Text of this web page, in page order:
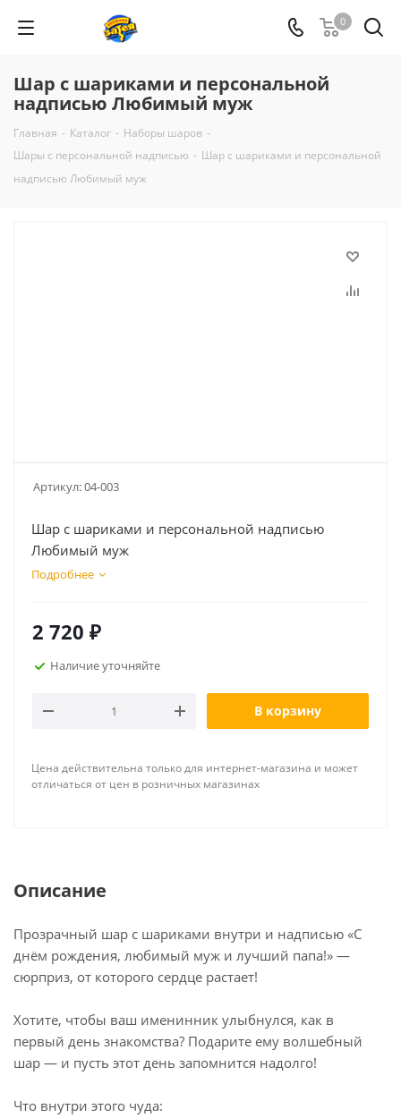
0
Шар с шариками и персональной
надписью Любимый муж
Главная - Каталог - Наборы шаров -
Шары с персональной надписью - Шар с шариками и персональной
надписью Любимый муж
Артикул:04-003
Шар с шариками и персональной надписью
Любимый муж
Подробнее
2 720 ₽
Наличие уточняйте
В корзину
Цена действительна только для интернет-магазина и может
отличаться от цен в розничных магазинах
Описание
Прозрачный шар с шариками внутри и надписью «С
днём рождения, любимый муж и лучший папа!» —
сюрприз, от которого сердце растает!
Хотите, чтобы ваш именинник улыбнулся, как в
первый день знакомства? Подарите ему волшебный
шар — и пусть этот день запомнится надолго!
Что внутри этого чуда: